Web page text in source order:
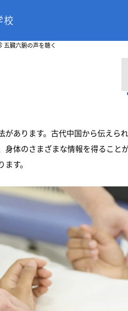
五臓六腑の声を聴く
あります。古代中国から伝え
身体のさまざまな情報を得るこ
す。